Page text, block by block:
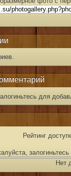
для
Рейтинг
Нет